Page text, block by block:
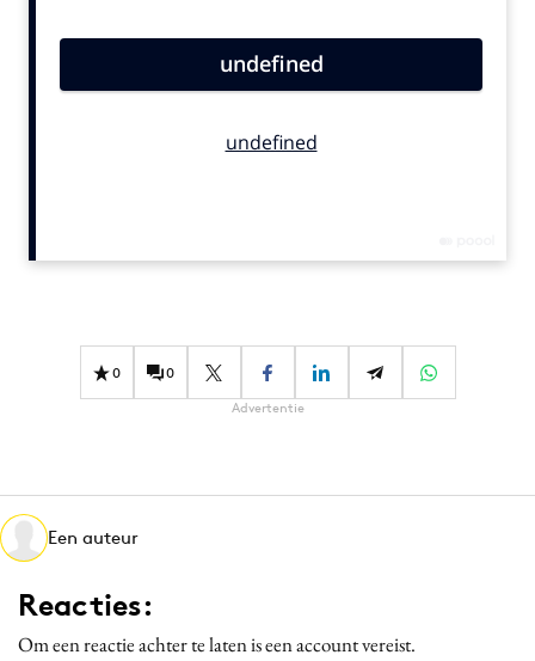
Carriere
Diversiteit
Interne communicatie
Martech
Media
Merkstrategie
PR
0 0
Advertentie
Een auteur
Reacties:
Om een reactie achter te laten is een account vereist.